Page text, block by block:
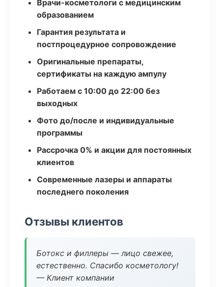
Врачи-косметологи с медицинским
образованием
Гарантия результата и
постпроцедурное сопровождение
Оригинальные препараты,
сертификаты на каждую ампулу
Работаем с 10:00 до 22:00 без
выходных
Фото до/после и индивидуальные
программы
Рассрочка 0% и акции для постоянных
клиентов
Современные лазеры и аппараты
последнего поколения
Отзывы клиентов
Ботокс и филлеры — лицо свежее,
естественно. Спасибо косметологу!
— Клиент компании